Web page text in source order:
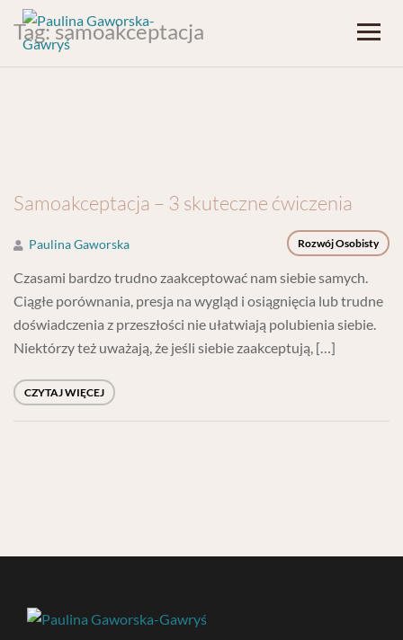
Tag:samoakceptacja
Samoakceptacja – 3 skuteczne ćwiczenia
Rozwój Osobisty
Paulina Gaworska
Czasami bardzo trudno zaakceptować nam siebie samych.
Ciągłe porównania, presja na wygląd i osiągnięcia lub trudne
doświadczenia z przeszłości nie ułatwiają polubienia siebie.
Niektórzy też uważają, że jeśli siebie zaakceptują, […]
CZYTAJ WIĘCEJ